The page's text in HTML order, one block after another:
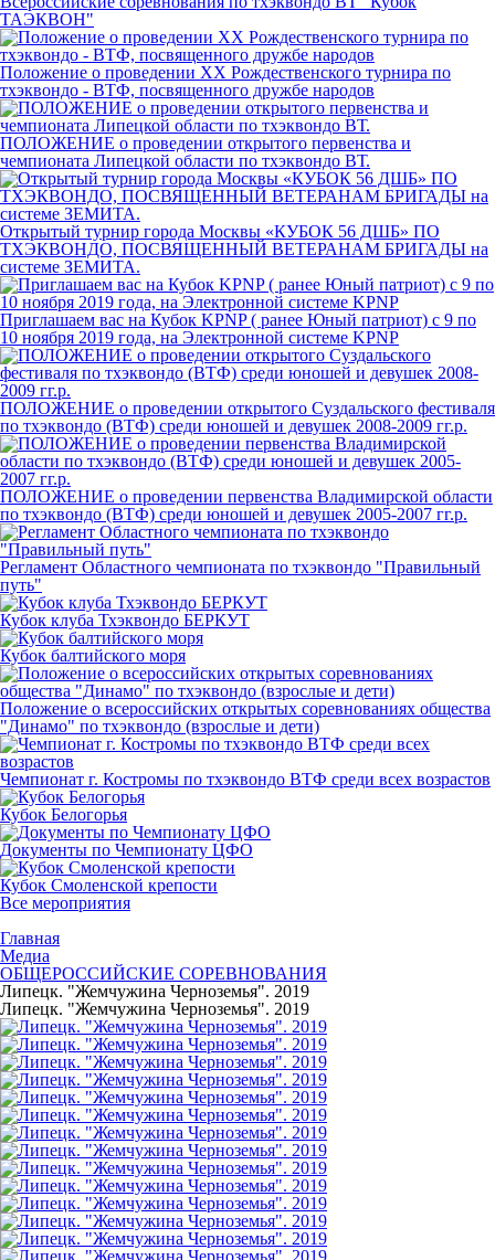
ТАЭКВОН"
Положение о проведении XX Рождественского турнира по
тхэквондо - ВТФ, посвященного дружбе народов
ПОЛОЖЕНИЕ о проведении открытого первенства и
чемпионата Липецкой области по тхэквондо ВТ.
Открытый турнир города Москвы «КУБОК 56 ДШБ» ПО
ТХЭКВОНДО, ПОСВЯЩЕННЫЙ ВЕТЕРАНАМ БРИГАДЫ на
системе ЗЕМИТА.
Приглашаем вас на Кубок KPNP ( ранее Юный патриот) с 9 по
10 ноября 2019 года, на Электронной системе KPNP
ПОЛОЖЕНИЕ о проведении открытого Суздальского фестиваля
по тхэквондо (ВТФ) среди юношей и девушек 2008-2009 гг.р.
ПОЛОЖЕНИЕ о проведении первенства Владимирской области
по тхэквондо (ВТФ) среди юношей и девушек 2005-2007 гг.р.
Регламент Областного чемпионата по тхэквондо "Правильный
путь"
Кубок клуба Тхэквондо БЕРКУТ
Кубок балтийского моря
Положение о всероссийских открытых соревнованиях общества
"Динамо" по тхэквондо (взрослые и дети)
Чемпионат г. Костромы по тхэквондо ВТФ среди всех возрастов
Кубок Белогорья
Документы по Чемпионату ЦФО
Кубок Смоленской крепости
Все мероприятия
Главная
Медиа
ОБЩЕРОССИЙСКИЕ СОРЕВНОВАНИЯ
Липецк. "Жемчужина Черноземья". 2019
Липецк. "Жемчужина Черноземья". 2019